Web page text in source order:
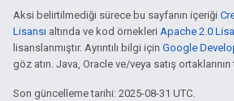
Aksi belirtilmediği sürece bu sayfanın içeriği
Lisansı altında ve kod örnekleri Apache 2.0
lisanslanmıştır. Ayrıntılı bilgi için Google
göz atın. Java, Oracle ve/veya satış
Son güncelleme tarihi: 2025-08-31 UTC.